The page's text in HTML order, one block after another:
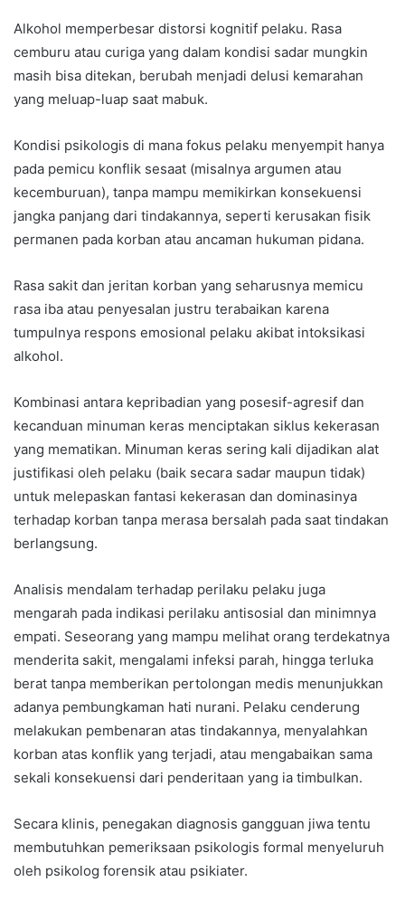
Alkohol memperbesar distorsi kognitif pelaku. Rasa
cemburu atau curiga yang dalam kondisi sadar mungkin
masih bisa ditekan, berubah menjadi delusi kemarahan
yang meluap-luap saat mabuk.
Kondisi psikologis di mana fokus pelaku menyempit hanya
pada pemicu konflik sesaat (misalnya argumen atau
kecemburuan), tanpa mampu memikirkan konsekuensi
jangka panjang dari tindakannya, seperti kerusakan fisik
permanen pada korban atau ancaman hukuman pidana.
Rasa sakit dan jeritan korban yang seharusnya memicu
rasa iba atau penyesalan justru terabaikan karena
tumpulnya respons emosional pelaku akibat intoksikasi
alkohol.
Kombinasi antara kepribadian yang posesif-agresif dan
kecanduan minuman keras menciptakan siklus kekerasan
yang mematikan. Minuman keras sering kali dijadikan alat
justifikasi oleh pelaku (baik secara sadar maupun tidak)
untuk melepaskan fantasi kekerasan dan dominasinya
terhadap korban tanpa merasa bersalah pada saat tindakan
berlangsung.
Analisis mendalam terhadap perilaku pelaku juga
mengarah pada indikasi perilaku antisosial dan minimnya
empati. Seseorang yang mampu melihat orang terdekatnya
menderita sakit, mengalami infeksi parah, hingga terluka
berat tanpa memberikan pertolongan medis menunjukkan
adanya pembungkaman hati nurani. Pelaku cenderung
melakukan pembenaran atas tindakannya, menyalahkan
korban atas konflik yang terjadi, atau mengabaikan sama
sekali konsekuensi dari penderitaan yang ia timbulkan.
Secara klinis, penegakan diagnosis gangguan jiwa tentu
membutuhkan pemeriksaan psikologis formal menyeluruh
oleh psikolog forensik atau psikiater.